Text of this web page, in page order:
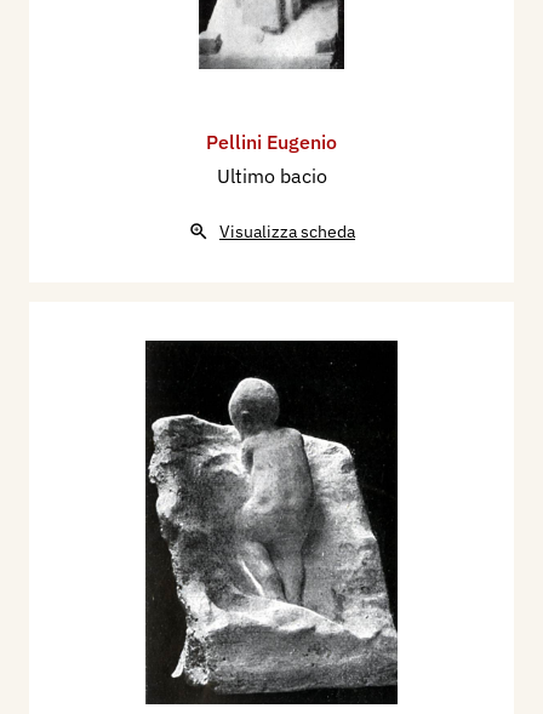
Pellini Eugenio
Ultimo bacio
Visualizza scheda